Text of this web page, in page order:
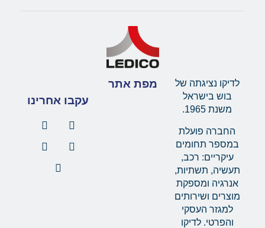
לדיקו נציגתה של
בוש בישראל
משנת 1965.
החברה פועלת
במספר תחומים
עיקריים: רכב,
תעשיה, תשתיות,
אנרגיה ומספקת
מוצרים ושירותים
למגזר העסקי
והפרטי. לדיקו
מפת אתר
עקבו אחרינו